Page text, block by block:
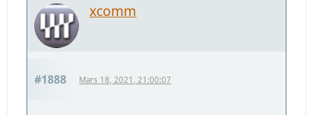
xcomm
#1888 Mars 18, 2021, 21:00:07